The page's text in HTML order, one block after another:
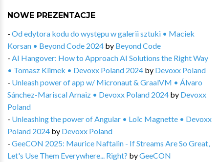
NOWE PREZENTACJE
- Od edytora kodu do występu w galerii sztuki • Maciek
Korsan • Beyond Code 2024 by Beyond Code
- AI Hangover: How to Approach AI Solutions the Right Way
• Tomasz Klimek • Devoxx Poland 2024 by Devoxx Poland
- Unleash power of app w/ Micronaut & GraalVM • Álvaro
Sánchez-Mariscal Arnaiz • Devoxx Poland 2024 by Devoxx
Poland
- Unleashing the power of Angular • Loïc Magnette • Devoxx
Poland 2024 by Devoxx Poland
- GeeCON 2025: Maurice Naftalin - If Streams Are So Great,
Let's Use Them Everywhere... Right? byGeeCON